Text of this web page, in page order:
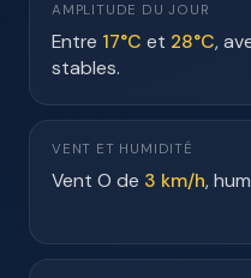
AMPLITUDE DU JOUR
Entre 17°C et 28°C,
stables.
VENT ET HUMIDITÉ
Vent O de 3 km/h,